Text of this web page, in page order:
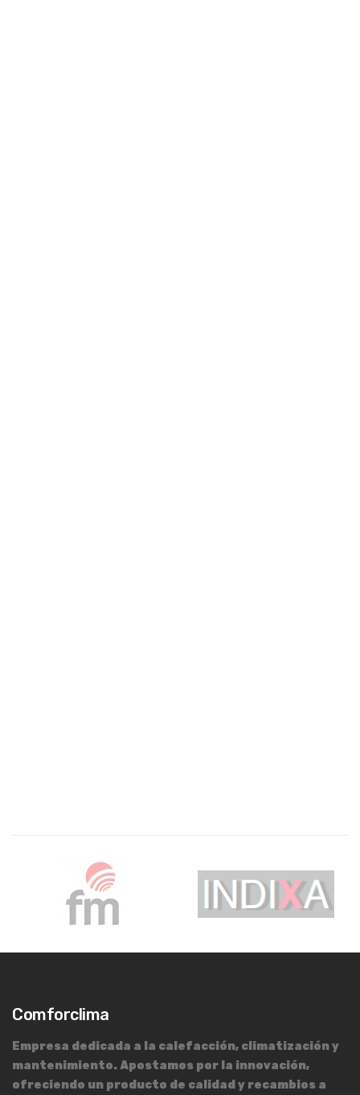
Comforclima
Empresa dedicada a la calefacción, climatización y
mantenimiento. Apostamos por la innovación,
ofreciendo un producto de calidad y recambios a